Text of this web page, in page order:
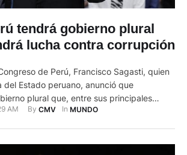
tendrá gobierno plural
lucha contra corrupción
de Perú, Francisco Sagasti, quien
del Estado peruano, anunció que
plural que, entre sus principales
la lucha contra la corrupción,
AM By CMV In MUNDO